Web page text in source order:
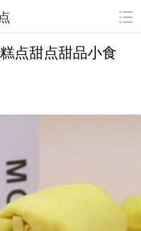
点甜点甜品小食